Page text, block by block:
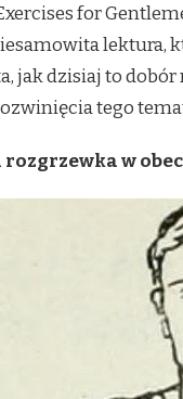
for
lektura,
jak dzisiaj to
tego
w